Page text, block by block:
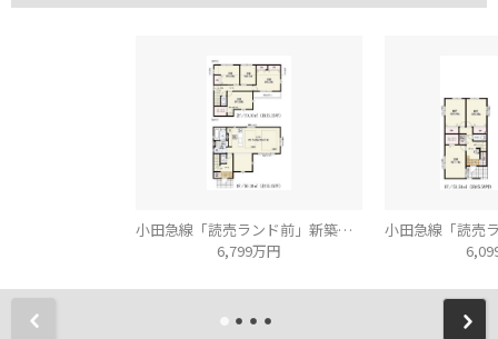
小田急線「読売ランド前」新築分譲
6,799万円